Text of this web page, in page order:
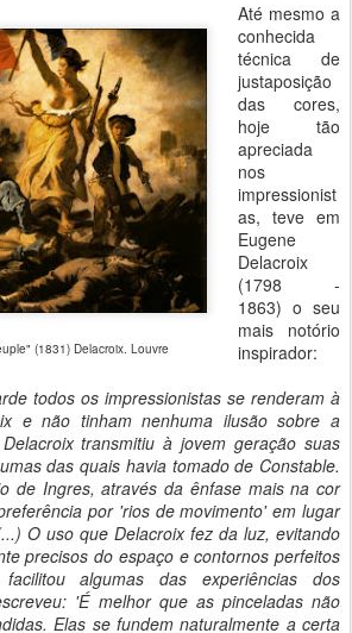
(1831) Delacroix. Louvre
Até mesmo a
conhecida
técnica de
justaposição
das cores,
hoje tão
apreciada
nos
impressionist
as, teve em
Eugene
Delacroix
(1798 -
1863) o seu
mais notório
inspirador:
todos os impressionistas se renderam à
e não tinham nenhuma ilusão sobre a
transmitiu à jovem geração suas
das quais havia tomado de Constable.
de Ingres, através da ênfase mais na cor
por 'rios de movimento' em lugar
O uso que Delacroix fez da luz, evitando
precisos do espaço e contornos perfeitos
algumas das experiências dos
'É melhor que as pinceladas não
Elas se fundem naturalmente a certa